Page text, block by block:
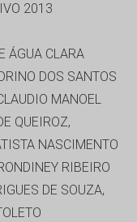
2013
ÁGUA CLARA
DOS SANTOS
MANOEL
QUEIROZ,
NASCIMENTO
RIBEIRO
DE SOUZA,